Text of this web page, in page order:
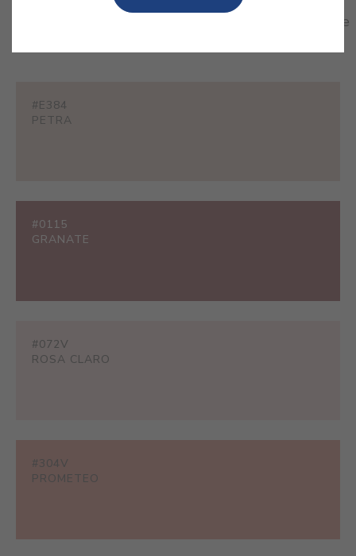
pasión. Dota tu hogar de personalidad. ¿Por cuál te
#E384
PETRA
#0115
GRANATE
#072V
ROSA CLARO
#304V
PROMETEO